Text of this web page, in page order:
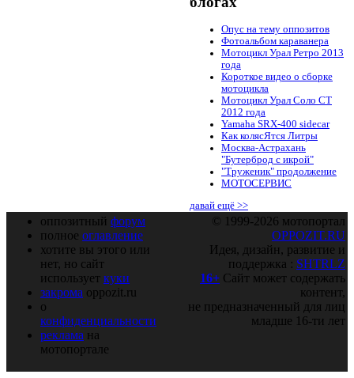
Опус на тему оппозитов
Фотоальбом караванера
Мотоцикл Урал Ретро 2013
года
Короткое видео о сборке
мотоцикла
Мотоцикл Урал Соло СТ
2012 года
Yamaha SRX-400 sidecar
Как колясЯтся Литры
Москва-Астрахань
"Бутерброд с икрой"
"Труженик" продолжение
МОТОСЕРВИС
давай ещё >>
оппозитный форум
полное оглавление
хотите вы этого или
нет, но сайт
использует куки
закрома oppozit.ru
о
конфиденциальности
реклама на
мотопортале
© 1999-2026 мотопортал
OPPOZIT.RU
Идея, дизайн, развитие и
поддержка : SHTRLZ
16+ Сайт может содержать
контент,
не предназначенный для лиц
младше 16-ти лет